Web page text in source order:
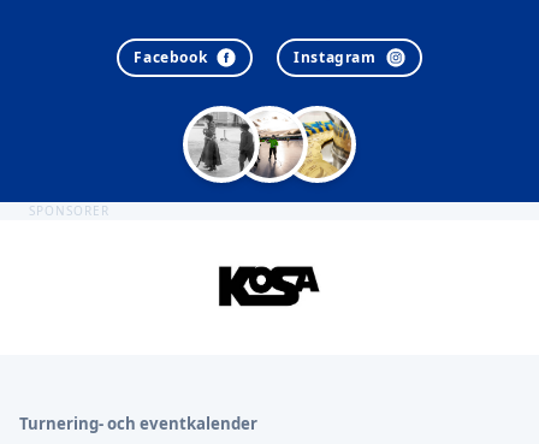
Facebook Instagram
SPONSORER
Turnering- och eventkalender